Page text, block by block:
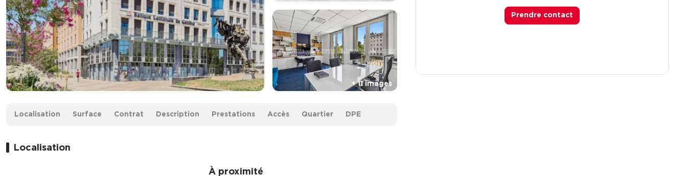
Localisation Surface Contrat Description Prestations Accès Quartier DPE
Localisation
À proximité
Prendre contact